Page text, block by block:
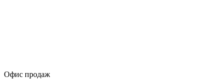
Офис продаж